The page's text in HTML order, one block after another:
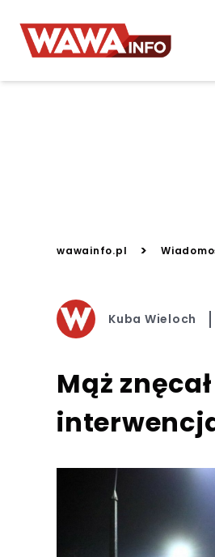
wawainfo.pl >
Kuba Wieloch
Mąż